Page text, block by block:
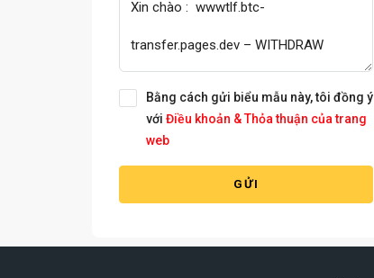
Bằng cách gửi biểu mẫu này, tôi đồng ý
với Điều khoản & Thỏa thuận của trang
web
GỬI